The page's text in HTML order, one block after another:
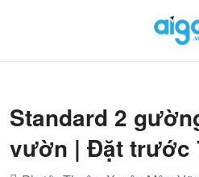
Standard 2
vườn | Đặt trước